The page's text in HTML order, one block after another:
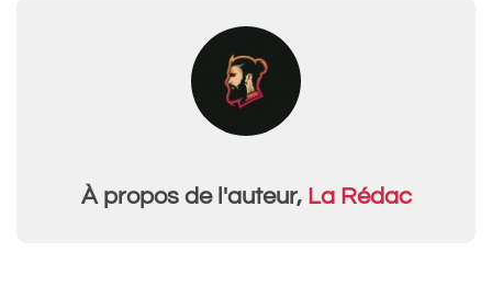
À propos de l'auteur, La Rédac